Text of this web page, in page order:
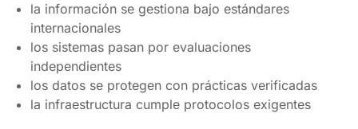
la información se gestiona bajo estándares
internacionales
los sistemas pasan por evaluaciones
independientes
los datos se protegen con prácticas verificadas
la infraestructura cumple protocolos exigentes